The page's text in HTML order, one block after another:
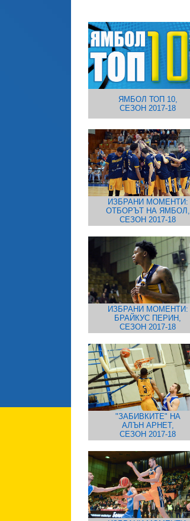
ЯМБОЛ ТОП 10,
СЕЗОН 2017-18
ИЗБРАНИ МОМЕНТИ:
ОТБОРЪТ НА ЯМБОЛ,
СЕЗОН 2017-18
ИЗБРАНИ МОМЕНТИ:
БРАЙКУС ПЕРИН,
СЕЗОН 2017-18
"ЗАБИВКИТЕ" НА
АЛЪН АРНЕТ,
СЕЗОН 2017-18